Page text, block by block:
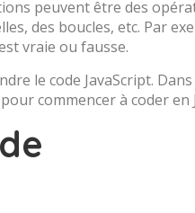
peuvent être des
des boucles, etc. Par
vraie ou fausse.
le code JavaScript.
commencer à coder en